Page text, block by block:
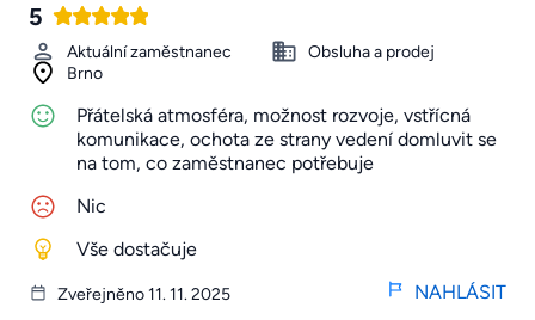
5
Aktuální zaměstnanec
Obsluha a prodej
Brno
Přátelská atmosféra, možnost rozvoje, vstřícná
komunikace, ochota ze strany vedení domluvit se
na tom, co zaměstnanec potřebuje
Nic
Vše dostačuje
Zveřejněno 11. 11. 2025 NAHLÁSIT